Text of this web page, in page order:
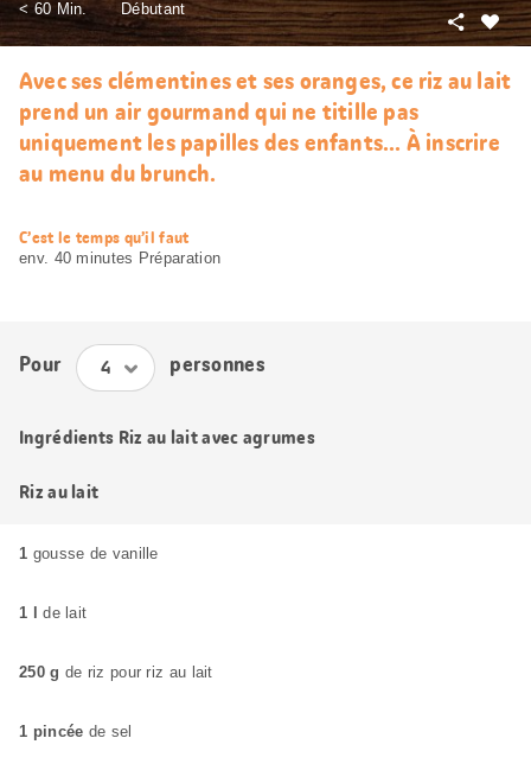
< 60 Min.
Débutant
Partager
Avec ses clémentines et ses oranges, ce riz au lait
prend un air gourmand qui ne titille pas
uniquement les papilles des enfants... À inscrire
au menu du brunch.
web.recipe.accessibilityTitle
C’est le temps qu’il faut
env. 40 minutes Préparation
Pour personnes
Ingrédients Riz au lait avec agrumes
Riz au lait
1 gousse de vanille
1 l de lait
250 g de riz pour riz au lait
1 pincée de sel